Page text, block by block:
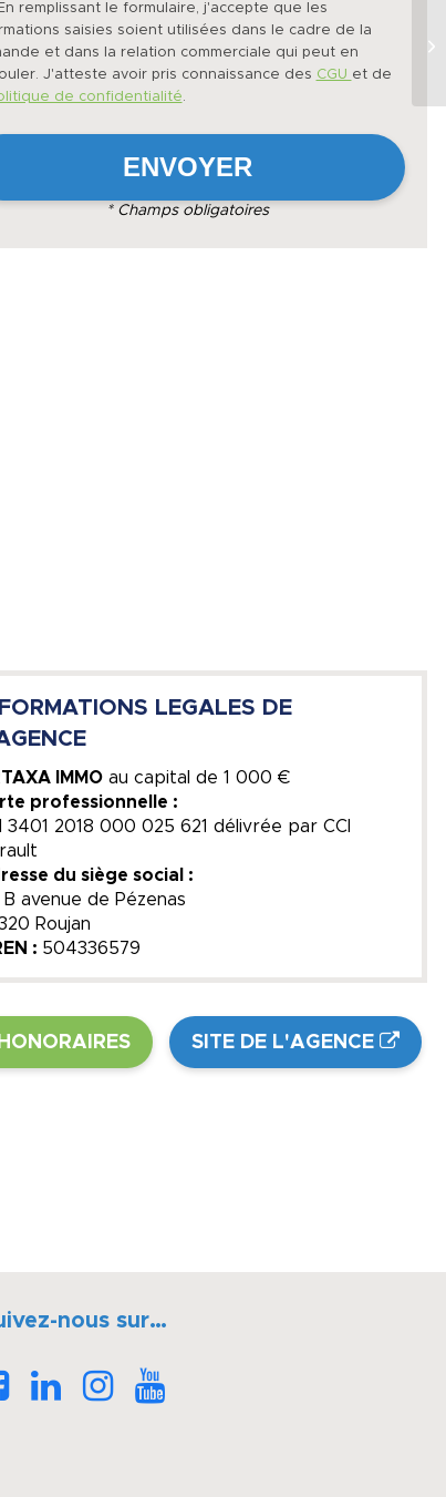
En remplissant le formulaire, j'accepte que les
saisies soient utilisées dans le cadre de la
et dans la relation commerciale qui peut en
J'atteste avoir pris connaissance des CGU et de
de confidentialité.
* Champs obligatoires
LEGALES DE
IMMOau capital de 1 000 €
professionnelle :
3401 2018 000 025 621 délivrée par CCI
du siège social :
avenue de Pézenas
Roujan
: 504336579
HONORAIRES SITE DE L'AGENCE
nous sur…